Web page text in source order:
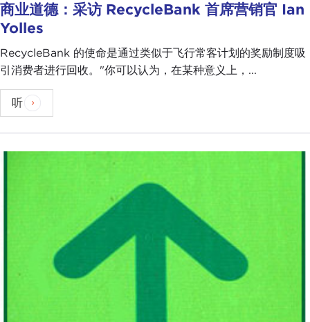
商业道德：采访 RecycleBank 首席营销官 Ian
Yolles
RecycleBank 的使命是通过类似于飞行常客计划的奖励制度吸
引消费者进行回收。"你可以认为，在某种意义上，...
听